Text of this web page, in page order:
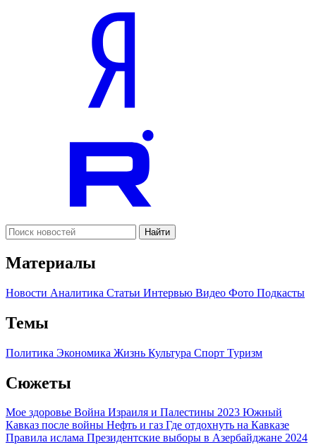
Найти
Материалы
Новости Аналитика Статьи Интервью Видео Фото Подкасты
Темы
Политика Экономика Жизнь Культура Спорт Туризм
Сюжеты
Мое здоровье Война Израиля и Палестины 2023 Южный
Кавказ после войны Нефть и газ Где отдохнуть на Кавказе
Правила ислама Президентские выборы в Азербайджане 2024